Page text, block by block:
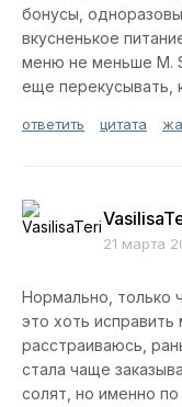
бонусы,
вкусненькое
меню не меньше М.
еще перекусывать,
ответить цитата
21 марта
Нормально, только
это хоть
расстраиваюсь,
стала чаще
солят, но именно